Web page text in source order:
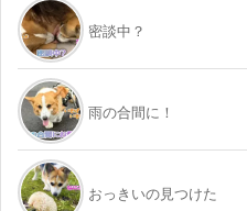
密談中？
雨の合間に！
おっきいの見つけた